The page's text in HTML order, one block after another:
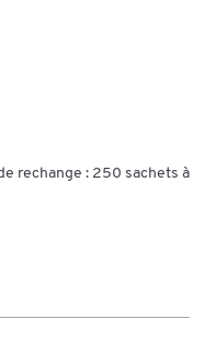
rechange : 250 sachets à